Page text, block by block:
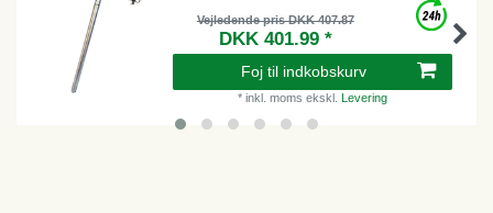
Vejledende pris DKK 407.87
DKK 401.99 *
Foj til indkobskurv
* inkl. moms ekskl. Levering